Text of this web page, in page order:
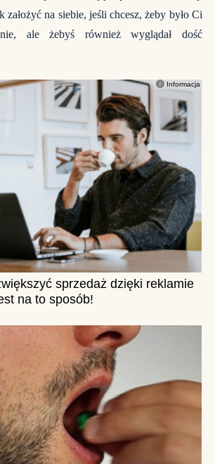
założyć na siebie, jeśli chcesz, żeby było Ci
ale żebyś również wyglądał dość